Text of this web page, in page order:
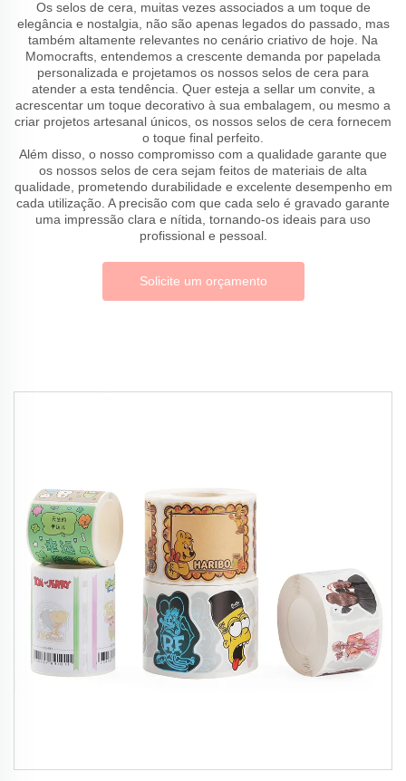
Os selos de cera, muitas vezes associados a um toque de
elegância e nostalgia, não são apenas legados do passado, mas
também altamente relevantes no cenário criativo de hoje. Na
Momocrafts, entendemos a crescente demanda por papelada
personalizada e projetamos os nossos selos de cera para
atender a esta tendência. Quer esteja a sellar um convite, a
acrescentar um toque decorativo à sua embalagem, ou mesmo a
criar projetos artesanal únicos, os nossos selos de cera fornecem
o toque final perfeito.
Além disso, o nosso compromisso com a qualidade garante que
os nossos selos de cera sejam feitos de materiais de alta
qualidade, prometendo durabilidade e excelente desempenho em
cada utilização. A precisão com que cada selo é gravado garante
uma impressão clara e nítida, tornando-os ideais para uso
profissional e pessoal.
Solicite um orçamento